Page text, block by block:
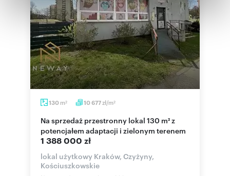
Partnerzy mogą połączyć te informacje z innymi danymi
otrzymanymi od Ciebie lub uzyskanymi podczas
korzystania z ich usług.
130 m2 10 677zł/m2
Na sprzedaż przestronny lokal 130 m² z
potencjałem adaptacji i zielonym terenem
1 388 000 zł
lokal użytkowy Kraków, Czyżyny,
Kościuszkowskie